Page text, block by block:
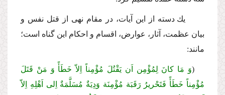
یك دسته از این آیات، در مقام نهى از قتل نفس و
بیان عظمت، آثار، عوارض، اقسام و احكام این گناه است؛
مانند:
(وَ مَا كانَ لِمُؤْمِن اَن یَقْتُلَ مُؤْمِناً اِلاّ خَطَأً وَ مَنْ قَتَلَ
مُؤْمِناً خَطَأً فَتَحْریرُ رَقَبَة مُؤْمِنَة وَدِیَةٌ مُسَلَّمَةٌ اِلى اَهْلِهِ اِلاّ